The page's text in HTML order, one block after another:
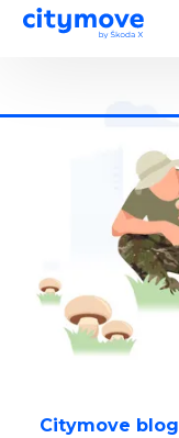
Citymove blog